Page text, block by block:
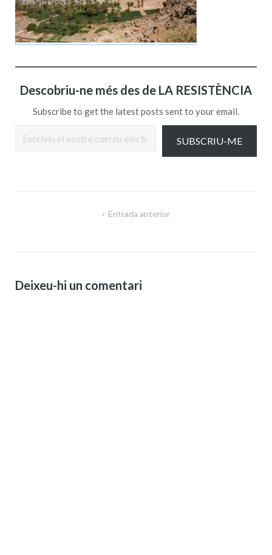
Descobriu-ne més des de LA RESISTÈNCIA
Subscribe to get the latest posts sent to your email.
SUBSCRIU-ME
Entrada anterior
Deixeu-hi un comentari